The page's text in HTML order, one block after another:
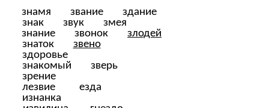
знамя звание здание
знак звук змея
знание звонокзлодей
знаток звено
здоровье
знакомый зверь
зрение
лезвие езда
изнанка